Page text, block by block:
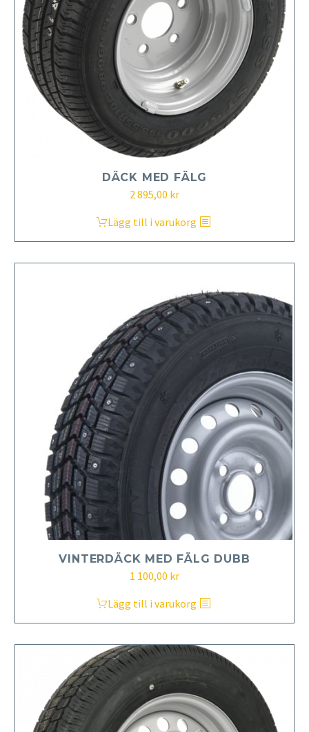
DÄCK MED FÄLG
2 895,00 kr
Lägg till i varukorg
VINTERDÄCK MED FÄLG DUBB
1 100,00 kr
Lägg till i varukorg